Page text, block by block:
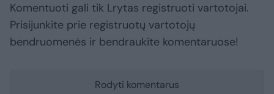
Komentuoti gali tik Lrytas registruoti vartotojai.
Prisijunkite prie registruotų vartotojų
bendruomenės ir bendraukite komentaruose!
Rodyti komentarus